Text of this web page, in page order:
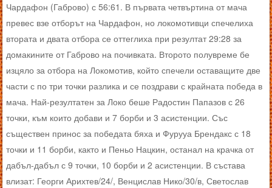
Чардафон (Габрово) с 56:61. В първата четвъртина от мача
превес взе отборът на Чардафон, но локомотивци спечелиха
втората и двата отбора се оттеглиха при резултат 29:28 за
домакините от Габрово на почивката. Второто полувреме бе
изцяло за отбора на Локомотив, който спечели оставащите две
части с по три точки разлика и се поздрави с крайната победа в
мача. Най-резултатен за Локо беше Радостин Папазов с 26
точки, към които добави и 7 борби и 3 асистенции. Със
съществен принос за победата бяха и Фурууа Брендакс с 18
точки и 11 борби, както и Пеньо Нацкин, останал на крачка от
дабъл-дабъл с 9 точки, 10 борби и 2 асистенции. В състава
влизат: Георги Арихтев/24/, Венцислав Нико/30/в, Светослав